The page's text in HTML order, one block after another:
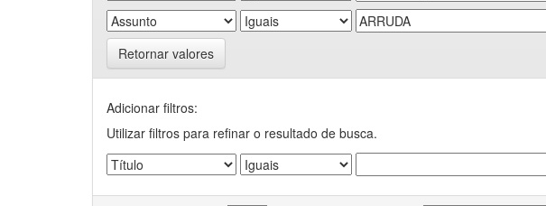
Retornar valores
Adicionar filtros:
Utilizar filtros para refinar o resultado de busca.